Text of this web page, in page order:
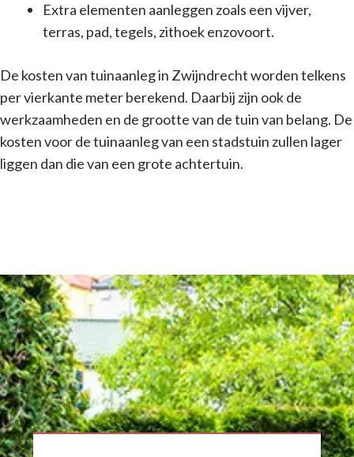
Extra elementen aanleggen zoals een vijver,
terras, pad, tegels, zithoek enzovoort.
De kosten van tuinaanleg in Zwijndrecht worden telkens
per vierkante meter berekend. Daarbij zijn ook de
werkzaamheden en de grootte van de tuin van belang. De
kosten voor de tuinaanleg van een stadstuin zullen lager
liggen dan die van een grote achtertuin.